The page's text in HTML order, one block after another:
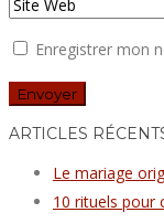
Enregistrer mon
ARTICLES
Le mariage
10 rituels pour